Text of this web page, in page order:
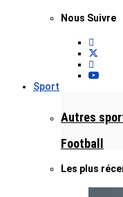
Nous Suivre
Sport
Autres
Football
Les plus